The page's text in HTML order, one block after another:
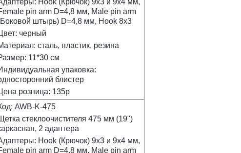
Hook (Крючок) 9х3 и 9х4 мм,
pin arm D=4,8 мм, Male pin arm
штырь) D=4,8 мм, Hook 8x3
черный
сталь, пластик, резина
11*30 см
упаковка:
блистер
розница: 135р
AWB-K-475
стеклоочистителя 475 мм (19")
2 адаптера
Hook (Крючок) 9х3 и 9х4 мм,
pin arm D=4,8 мм, Male pin arm